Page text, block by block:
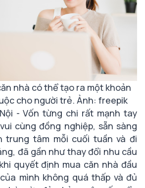
nhà có thể tạo ra một khoản
cho người trẻ. Ảnh: freepik
- Vốn từng chi rất mạnh tay
cùng đồng nghiệp, sẵn sàng
trung tâm mỗi cuối tuần và đi
đã gần như thay đổi nhu cầu
quyết định mua căn nhà đầu
mình không quá thấp và đủ